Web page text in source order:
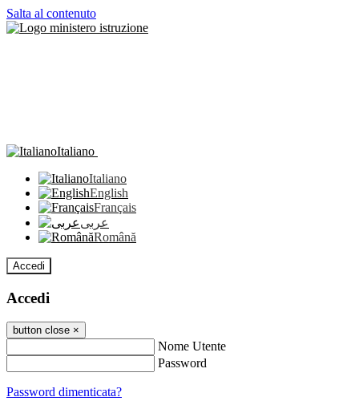
Salta al contenuto
Italiano
Italiano
English
Français
عربى
Română
Accedi
Accedi
button close ×
Nome Utente
Password
Password dimenticata?